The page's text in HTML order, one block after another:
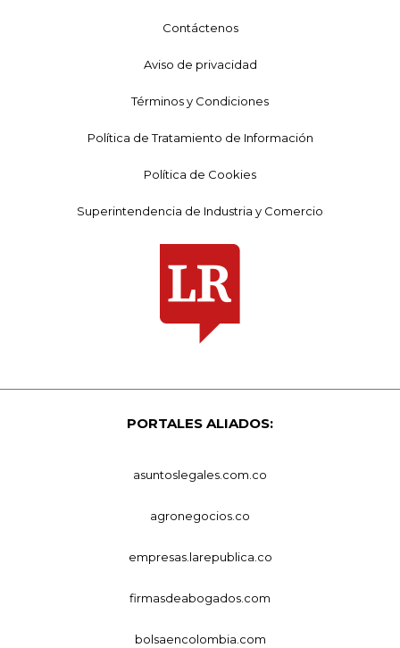
Contáctenos
Aviso de privacidad
Términos y Condiciones
Política de Tratamiento de Información
Política de Cookies
Superintendencia de Industria y Comercio
PORTALES ALIADOS:
asuntoslegales.com.co
agronegocios.co
empresas.larepublica.co
firmasdeabogados.com
bolsaencolombia.com